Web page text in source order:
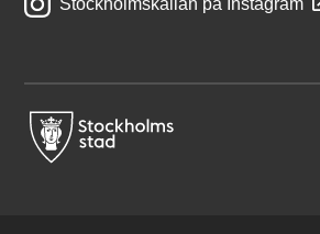
Stockholmskällan på Instagram